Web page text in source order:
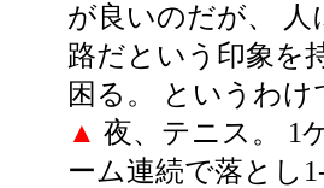
が良いのだが、
路だという印象を
困る。 というわ
▲ 夜、テニス。 1
ーム連続で落とし